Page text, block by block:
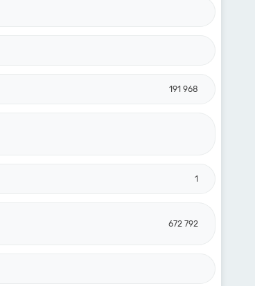
191 968
1
672 792